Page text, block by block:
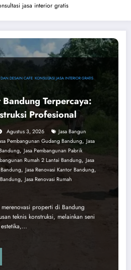
jasa interior gratis
DAN DESAIN CAFE KONSULTASI JASA INTERIOR GRATIS
Terpercaya:
Profesional
Agustus 3, 2026
Jasa Bangun
Pembangunan Gudang Bandung, Jasa
, Jasa Pembangunan Pabrik
Rumah 2 Lantai Bandung, Jasa
, Jasa Renovasi Kantor Bandung,
, Jasa Renovasi Rumah
properti di Bandung
teknis konstruksi, melainkan seni
estetika,…